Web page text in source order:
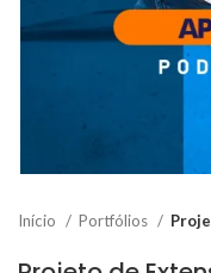
Início Portfólios